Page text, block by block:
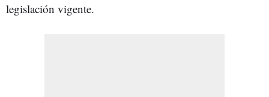
legislación vigente.